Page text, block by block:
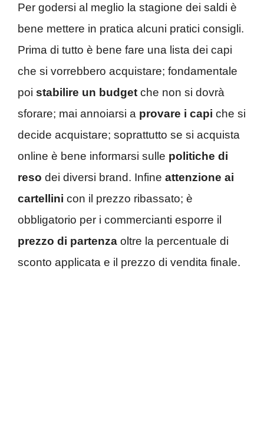
Per godersi al meglio la stagione dei saldi è
bene mettere in pratica alcuni pratici consigli.
Prima di tutto è bene fare una lista dei capi
che si vorrebbero acquistare; fondamentale
poi stabilire un budget che non si dovrà
sforare; mai annoiarsi a provare i capi che si
decide acquistare; soprattutto se si acquista
online è bene informarsi sulle politiche di
reso dei diversi brand. Infine attenzione ai
cartellini con il prezzo ribassato; è
obbligatorio per i commercianti esporre il
prezzo di partenza oltre la percentuale di
sconto applicata e il prezzo di vendita finale.